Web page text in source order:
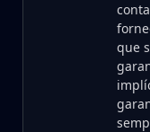
que